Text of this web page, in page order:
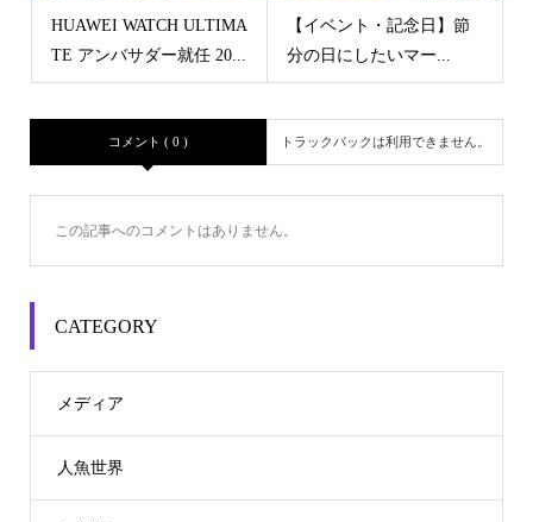
HUAWEI WATCH ULTIMA
TE アンバサダー就任 20...
【イベント・記念日】節
分の日にしたいマー...
コメント ( 0 ) トラックバックは利用できません。
この記事へのコメントはありません。
CATEGORY
メディア
人魚世界